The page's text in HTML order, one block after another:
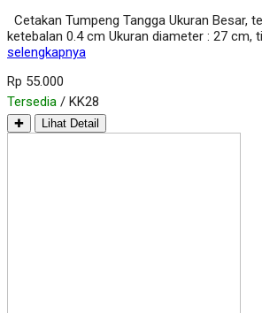
Cetakan Tumpeng Tangga Ukuran Besar,
ketebalan 0.4 cm Ukuran diameter : 27 cm,
selengkapnya
Rp 55.000
Tersedia / KK28
✚ Lihat Detail